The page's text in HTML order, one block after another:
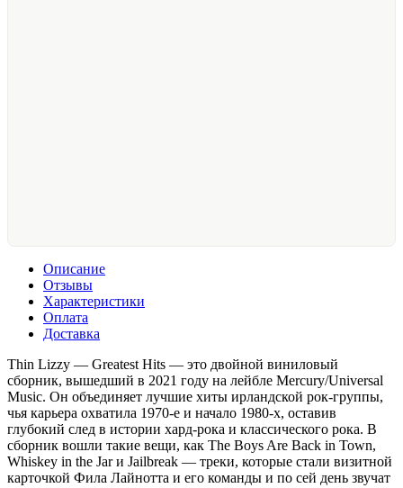
Описание
Отзывы
Характеристики
Оплата
Доставка
Thin Lizzy — Greatest Hits — это двойной виниловый
сборник, вышедший в 2021 году на лейбле Mercury/Universal
Music. Он объединяет лучшие хиты ирландской рок-группы,
чья карьера охватила 1970-е и начало 1980-х, оставив
глубокий след в истории хард-рока и классического рока. В
сборник вошли такие вещи, как The Boys Are Back in Town,
Whiskey in the Jar и Jailbreak — треки, которые стали визитной
карточкой Фила Лайнотта и его команды и по сей день звучат